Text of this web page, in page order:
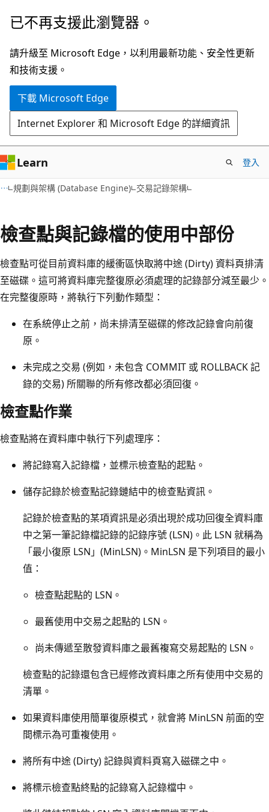
跳
主
要
內
已不再支援此瀏覽器。
請升級至 Microsoft Edge，以利用最新功能、安全性更新
和技術支援。
下載 Microsoft Edge
Internet Explorer 和 Microsoft Edge 的詳細資訊
Learn 登入
規劃與架構 (Database Engine) 交易記錄架構
檢查點與記錄檔的使用中部份
檢查點可從目前資料庫的緩衝區快取將中途 (Dirty) 資料頁排清
至磁碟。這可將資料庫完整復原必須處理的記錄部分減至最少。
在完整復原時，將執行下列動作類型：
在系統停止之前，尚未排清至磁碟的修改記錄會向前復
原。
未完成之交易 (例如，未包含 COMMIT 或 ROLLBACK 記
錄的交易) 所關聯的所有修改都必須回復。
檢查點作業
檢查點將在資料庫中執行下列處理序：
將記錄寫入記錄檔，並標示檢查點的起點。
儲存記錄於檢查點記錄鏈結中的檢查點資訊。
記錄於檢查點的某項資訊是必須出現於成功回復全資料庫
中之第一筆記錄檔記錄的記錄序號 (LSN)。此 LSN 就稱為
「最小復原 LSN」(MinLSN)。MinLSN 是下列項目的最小
值：
檢查點起點的 LSN。
最舊使用中交易之起點的 LSN。
尚未傳遞至散發資料庫之最舊複寫交易起點的 LSN。
檢查點的記錄還包含已經修改資料庫之所有使用中交易的
清單。
如果資料庫使用簡單復原模式，就會將 MinLSN 前面的空
間標示為可重複使用。
將所有中途 (Dirty) 記錄與資料頁寫入磁碟之中。
將標示檢查點終點的記錄寫入記錄檔中。